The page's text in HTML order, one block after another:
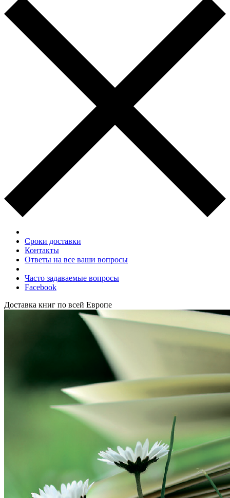
Сроки доставки
Контакты
Ответы на все ваши вопросы
Часто задаваемые вопросы
Facebook
Доставка книг по всей Европе